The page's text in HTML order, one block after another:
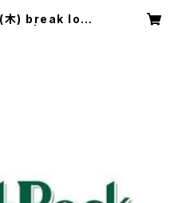
木) break loos